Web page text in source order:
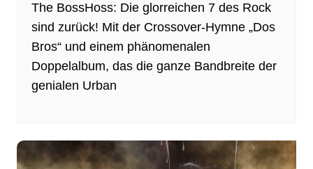
The BossHoss: Die glorreichen 7 des Rock
sind zurück! Mit der Crossover-Hymne „Dos
Bros“ und einem phänomenalen
Doppelalbum, das die ganze Bandbreite der
genialen Urban